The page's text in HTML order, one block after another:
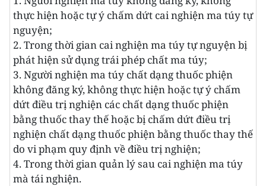
한국어
thực hiện hoặc tự ý chấm dứt cai nghiện ma túy tự
nguyện;
2. Trong thời gian cai nghiện ma túy tự nguyện bị
phát hiện sử dụng trái phép chất ma túy;
3. Người nghiện ma túy chất dạng thuốc phiện
không đăng ký, không thực hiện hoặc tự ý chấm
dứt điều trị nghiện các chất dạng thuốc phiện
bằng thuốc thay thế hoặc bị chấm dứt điều trị
nghiện chất dạng thuốc phiện bằng thuốc thay thế
do vi phạm quy định về điều trị nghiện;
4. Trong thời gian quản lý sau cai nghiện ma túy
mà tái nghiện.